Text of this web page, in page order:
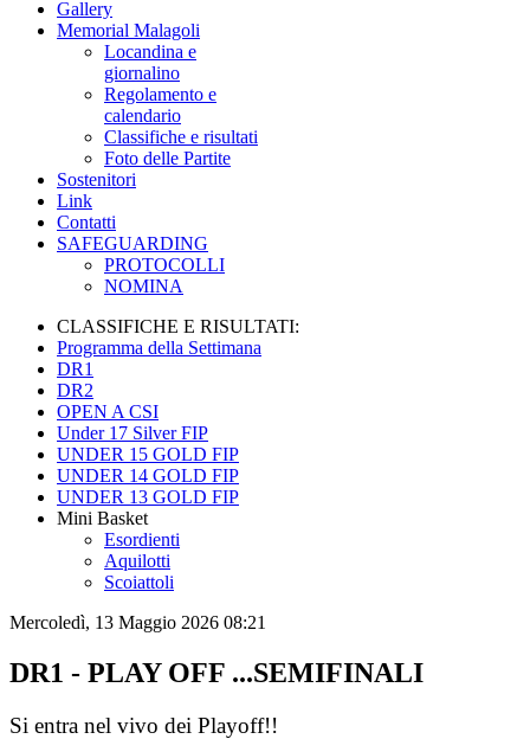
Gallery
Memorial Malagoli
Locandina e
giornalino
Regolamento e
calendario
Classifiche e risultati
Foto delle Partite
Sostenitori
Link
Contatti
SAFEGUARDING
PROTOCOLLI
NOMINA
CLASSIFICHE E RISULTATI:
Programma della Settimana
DR1
DR2
OPEN A CSI
Under 17 Silver FIP
UNDER 15 GOLD FIP
UNDER 14 GOLD FIP
UNDER 13 GOLD FIP
Mini Basket
Esordienti
Aquilotti
Scoiattoli
Mercoledì, 13 Maggio 2026 08:21
DR1 - PLAY OFF ...SEMIFINALI
Si entra nel vivo dei Playoff!!